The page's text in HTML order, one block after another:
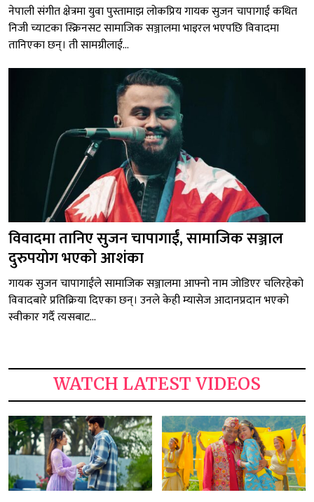
नेपाली संगीत क्षेत्रमा युवा पुस्तामाझ लोकप्रिय गायक सुजन चापागाईं कथित
निजी च्याटका स्क्रिनसट सामाजिक सञ्जालमा भाइरल भएपछि विवादमा
तानिएका छन्। ती सामग्रीलाई...
विवादमा तानिए सुजन चापागाईं, सामाजिक सञ्जाल
दुरुपयोग भएको आशंका
गायक सुजन चापागाईंले सामाजिक सञ्जालमा आफ्नो नाम जोडिएर चलिरहेको
विवादबारे प्रतिक्रिया दिएका छन्। उनले केही म्यासेज आदानप्रदान भएको
स्वीकार गर्दै त्यसबाट...
WATCH LATEST VIDEOS